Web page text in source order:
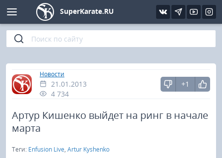
SuperKarate.RU
Главная
»
Новости
21.01.2013
4 734
+1
Артур Кишенко выйдет на ринг в начале
марта
Теги: Enfusion Live, Artur Kyshenko
Киокушинкай
Кёкусин (IFK)
Шинкиокушинкай
Кекусин-кан
Фото
Видео
Интервью
Статьи
Уроки каратэ
Файлы
Библиотека